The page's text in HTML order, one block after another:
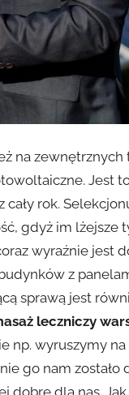
na
Jest
rok.
gdyż im lżejsze
wyraźnie jest
z
sprawą jest
leczniczy
np. wyruszymy na
go nam zostało